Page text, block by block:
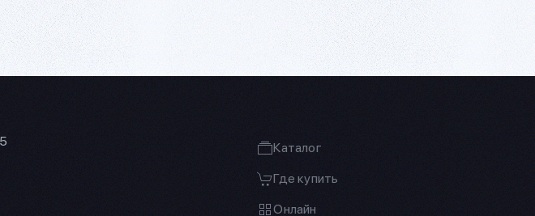
Каталог
Где купить
Онлайн